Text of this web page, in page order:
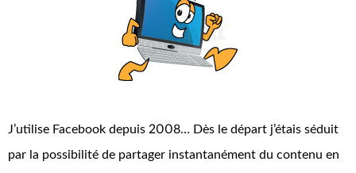
J’utilise Facebook depuis 2008… Dès le départ j’étais séduit
par la possibilité de partager instantanément du contenu en